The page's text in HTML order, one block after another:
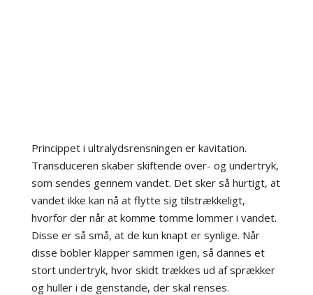
Princippet i ultralydsrensningen er kavitation.
Transduceren skaber skiftende over- og undertryk,
som sendes gennem vandet. Det sker så hurtigt, at
vandet ikke kan nå at flytte sig tilstrækkeligt,
hvorfor der når at komme tomme lommer i vandet.
Disse er så små, at de kun knapt er synlige. Når
disse bobler klapper sammen igen, så dannes et
stort undertryk, hvor skidt trækkes ud af sprækker
og huller i de genstande, der skal renses.